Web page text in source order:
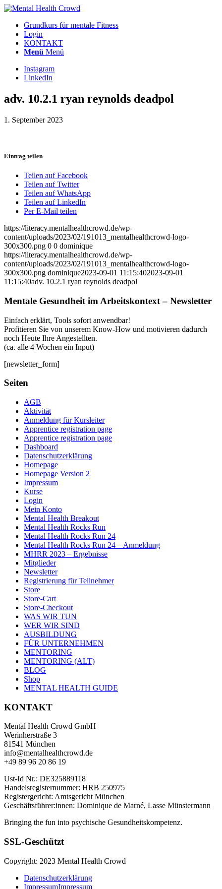
Grundkurs für mentale Fitness
Login
KONTAKT
Menü Menü
Instagram
LinkedIn
adv. 10.2.1 ryan reynolds deadpol
1. September 2023
Eintrag teilen
Teilen auf Facebook
Teilen auf Twitter
Teilen auf WhatsApp
Teilen auf LinkedIn
Per E-Mail teilen
https://literacy.mentalhealthcrowd.de/wp-
content/uploads/2023/02/191013_mentalhealthcrowd-logo-
300x300.png 0 0 dominique
https://literacy.mentalhealthcrowd.de/wp-
content/uploads/2023/02/191013_mentalhealthcrowd-logo-
300x300.png dominique2023-09-01 11:15:402023-09-01
11:15:40adv. 10.2.1 ryan reynolds deadpol
Mentale Gesundheit im Arbeitskontext – Newsletter
Einfach erklärt, Tools sofort anwendbar!
Profitieren Sie von unserem Know-How und motivieren dadurch
noch Heute Ihre Angestellten.
(ca. alle 4 Wochen ein Input)
[newsletter_form]
Seiten
AGB
Aktivität
Anmeldung für Kursleiter
Apprentice registration page
Apprentice registration page
Dashboard
Datenschutzerklärung
Homepage
Homepage Version 2
Impressum
Kurse
Login
Mein Konto
Mental Health Breakout
Mental Health Rocks Run
Mental Health Rocks Run 24
Mental Health Rocks Run 24 – Anmeldung
MHRR 2023 – Ergebnisse
Mitglieder
Newsletter
Registrierung für Teilnehmer
Store
Store-Cart
Store-Checkout
WAS WIR TUN
WER WIR SIND
AUSBILDUNG
FÜR UNTERNEHMEN
MENTORING
MENTORING (ALT)
BLOG
Shop
MENTAL HEALTH GUIDE
KONTAKT
Mental Health Crowd GmbH
Werinherstraße 3
81541 München
info@mentalhealthcrowd.de
+49 89 96 20 86 19
Ust-Id Nr.: DE325889118
Handelsregisternummer: HRB 250975
Registergericht: Amtsgericht München
Geschäftsführer:innen: Dominique de Marné, Lasse Münstermann
Bringing the fun into psychische Gesundheitskompetenz.
SSL-Geschützt
Copyright: 2023 Mental Health Crowd
Datenschutzerklärung
ImpressumImpressum